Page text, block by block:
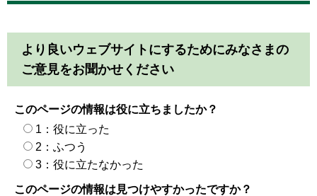
より良いウェブサイトにするためにみなさまの
ご意見をお聞かせください
このページの情報は役に立ちましたか？
1：役に立った
2：ふつう
3：役に立たなかった
このページの情報は見つけやすかったですか？